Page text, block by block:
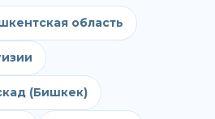
область
(Бишкек)